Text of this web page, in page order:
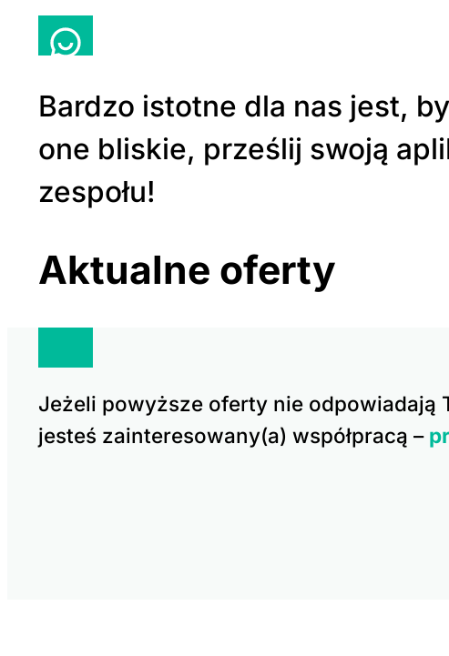
Bardzo istotne dla nas jest,
one bliskie, prześlij swoją
zespołu!
Aktualne oferty
Jeżeli powyższe oferty nie odpowiadają
jesteś zainteresowany(a) współpracą –